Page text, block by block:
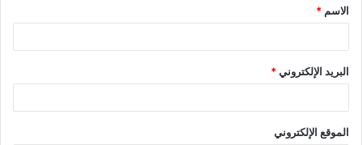
*
الاسم *
البريد الإلكتروني*
الموقع الإلكتروني